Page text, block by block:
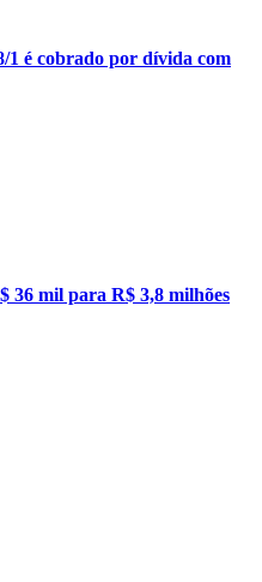
1 é cobrado por dívida com
36 mil para R$ 3,8 milhões